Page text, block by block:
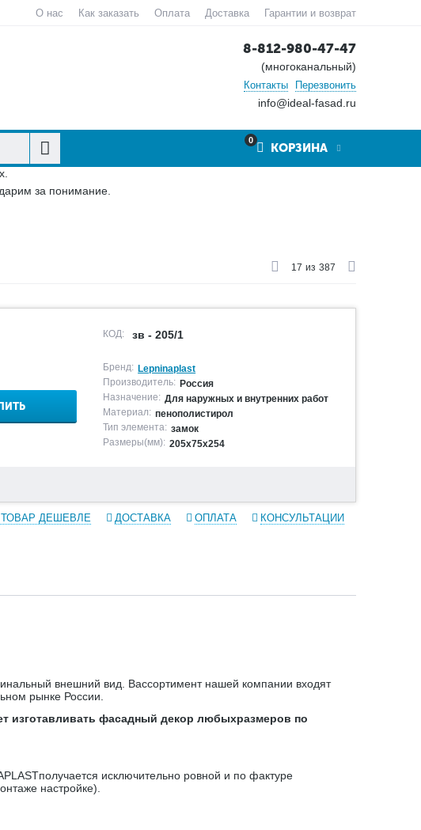
О нас Как заказать Оплата Доставка Гарантии и возврат
8-812-980-47-47
(многоканальный)
Контакты Перезвонить
info@ideal-fasad.ru
0
КОРЗИНА
за понимание.
17 из 387
КОД: зв - 205/1
Бренд: Lepninaplast
Производитель: Россия
Назначение: Для наружных и внутренних работ
Материал: пенополистирол
Тип элемента: замок
Размеры(мм): 205х75х254
ТОВАР ДЕШЕВЛЕ ДОСТАВКА ОПЛАТА КОНСУЛЬТАЦИИ
внешний вид. Вассортимент нашей компании входят
рынке России.
изготавливать фасадный декор любыхразмеров по
исключительно ровной и по фактуре
настройке).